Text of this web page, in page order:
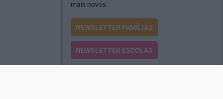
mais novos
NEWSLETTER FAMÍLIAS
NEWSLETTER ESCOLAS